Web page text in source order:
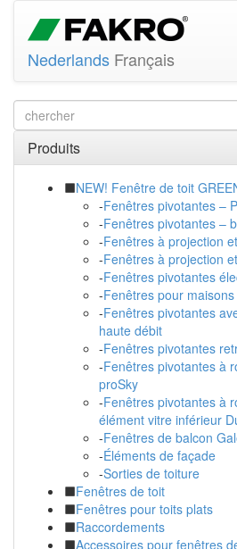
Nederlands Français
Produits
NEW! Fenêtre de toit
-Fenêtres pivotantes –
-Fenêtres pivotantes –
-Fenêtres à projection
-Fenêtres à projection
-Fenêtres pivotantes
-Fenêtres pour
-Fenêtres pivotantes
haute débit
-Fenêtres pivotantes
-Fenêtres pivotantes à
proSky
-Fenêtres pivotantes à
élément vitre inférieur
-Fenêtres de balcon
-Éléments de façade
-Sorties de toiture
Fenêtres de toit
Fenêtres pour toits plats
Raccordements
Accessoires pour fenêtres